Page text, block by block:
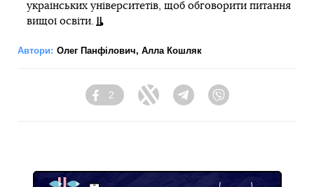
українських університетів, щоб обговорити питання
вищої освіти.
Автори: Олег Панфілович, Алла Кошляк
Facebook
2
Twitter Telegram